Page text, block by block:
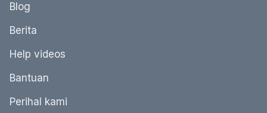
Blog
Berita
Help videos
Bantuan
Perihal kami